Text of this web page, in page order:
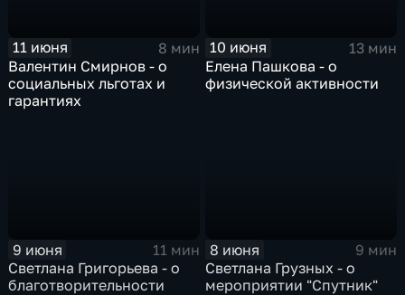
11 июня
8 мин
Валентин Смирнов - о
социальных льготах и
гарантиях
10 июня
13 мин
Елена Пашкова - о
физической активности
9 июня
11 мин
Светлана Григорьева - о
благотворительности
8 июня
9 мин
Светлана Грузных - о
мероприятии "Спутник"